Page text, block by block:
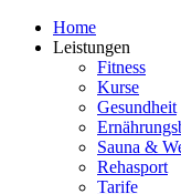
Home
Leistungen
Fitness
Kurse
Gesundheit
Sauna &
Rehasport
Tarife